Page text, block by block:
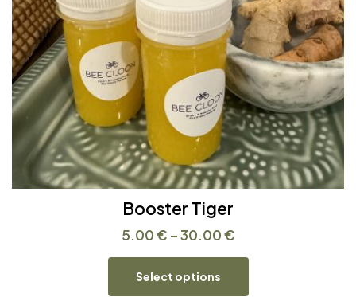
Booster Tiger
5.00€ –30.00€
Select options